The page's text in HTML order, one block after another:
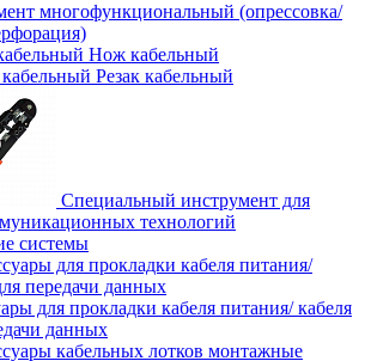
многофункциональный (опрессовка/
Нож кабельный
Резак кабельный
Специальный инструмент для
технологий
системы
для прокладки кабеля питания/ кабеля
данных